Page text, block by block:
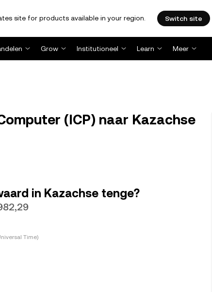
site for products available in your region. Switch site
Grow Institutioneel Learn Meer
(ICP) naar Kazachse
in Kazachse tenge?
Time)